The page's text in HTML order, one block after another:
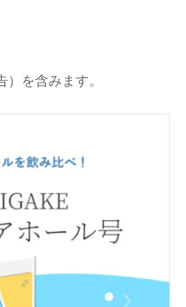
を含みます。